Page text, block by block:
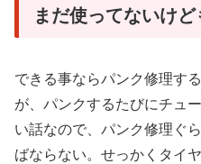
まだ使ってないけど
できる事ならパンク修理す
が、パンクするたびにチュ
い話なので、パンク修理ぐ
ばならない。せっかくタイ